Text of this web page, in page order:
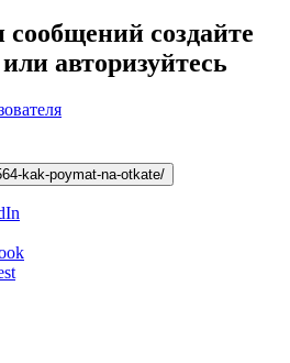
создайте
авторизуйтесь
kak-poymat-na-otkate/